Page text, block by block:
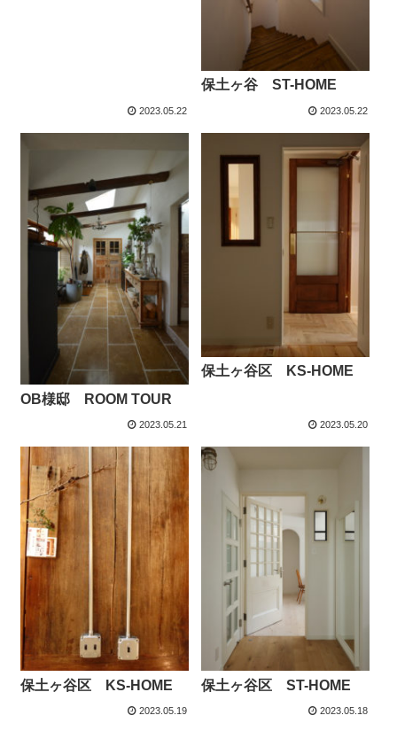
2023.05.22
保土ヶ谷 ST-HOME
2023.05.22
OB様邸 ROOM TOUR
2023.05.21
保土ヶ谷区 KS-HOME
2023.05.20
保土ヶ谷区 KS-HOME
2023.05.19
保土ヶ谷区 ST-HOME
2023.05.18